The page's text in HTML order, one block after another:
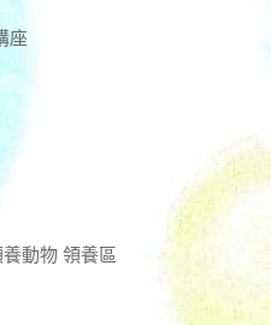
座
動物 領養區